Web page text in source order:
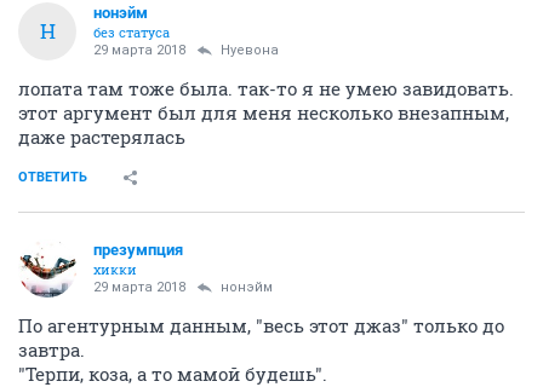
Н
нонэйм
без статуса
29 марта 2018 Нуевона
лопата там тоже была. так-то я не умею завидовать.
этот аргумент был для меня несколько внезапным,
даже растерялась
ОТВЕТИТЬ
презумпция
хикки
29 марта 2018 нонэйм
По агентурным данным, "весь этот джаз" только до
завтра.
"Терпи, коза, а то мамой будешь".